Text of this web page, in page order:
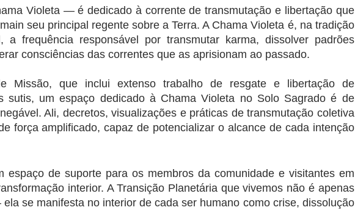
Violeta — é dedicado à corrente de transmutação e libertação que
seu principal regente sobre a Terra. A Chama Violeta é, na tradição
a frequência responsável por transmutar karma, dissolver padrões
consciências das correntes que as aprisionam ao passado.
Missão, que inclui extenso trabalho de resgate e libertação de
sutis, um espaço dedicado à Chama Violeta no Solo Sagrado é de
Ali, decretos, visualizações e práticas de transmutação coletiva
força amplificado, capaz de potencializar o alcance de cada intenção
espaço de suporte para os membros da comunidade e visitantes em
interior. A Transição Planetária que vivemos não é apenas
se manifesta no interior de cada ser humano como crise, dissolução